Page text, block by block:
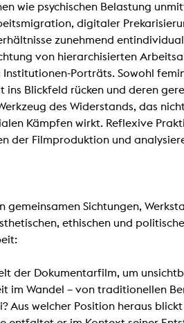
wie psychischen Belastung
digitaler
zunehmend
von hierarchisierten
Porträts. Sowohl
ins Blickfeld rücken und deren
des Widerstands, das
Kämpfen wirkt. Reflexive
der Filmproduktion und
gemeinsamen Sichtungen,
ethischen und
der Dokumentarfilm, um
im Wandel – von traditionellen
Aus welcher Position heraus
staff
In remembrance
Internal reporting
AGG-